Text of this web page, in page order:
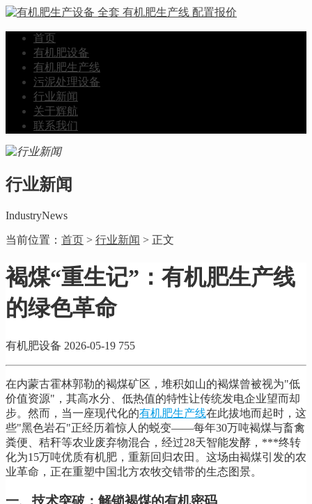
首页
有机肥设备
有机肥生产线
污泥处理设备
行业新闻
关于辉航
联系我们
行业新闻
IndustryNews
当前位置： 首页 > 行业新闻 > 正文
褐煤“重生记”：有机肥生产线
的绿色革命
有机肥设备 2026-05-19 755
在内蒙古霍林郭勒的褐煤矿区，堆积如山的褐煤曾被视为"低
价值资源"，其高水分、低热值的特性让传统发电企业望而却
步。然而，当一座现代化的有机肥生产线在此拔地而起时，这
些"黑色岩石"正经历着惊人的蜕变——每年30万吨褐煤与畜禽
粪便、秸秆等农业废弃物混合，经过28天智能发酵，***终转
化为15万吨优质有机肥，重新回归农田。这场由褐煤引发的农
业革命，正在重塑中国北方农牧交错带的生态图景。